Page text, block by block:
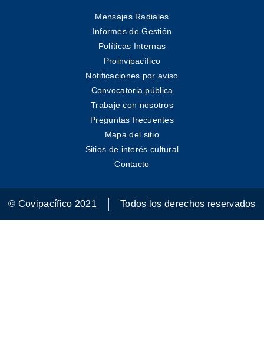
Mensajes Radiales
Informes de Gestión
Políticas Internas
Proinvipacífico
Notificaciones por aviso
Convocatoria pública
Trabaje con nosotros
Preguntas frecuentes
Mapa del sitio
Sitios de interés cultural
Contacto
© Covipacífico 2021 Todos los derechos reservados